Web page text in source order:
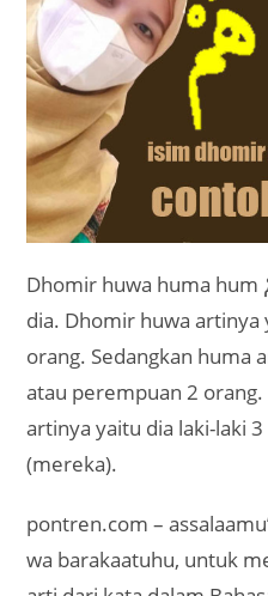
Dhomir huwa huma hum هُوَ هُمَا هُمْ artinya adalah
dia. Dhomir huwa artinya
orang. Sedangkan huma
atau perempuan 2
artinya yaitu dia laki-laki
(mereka).
pontren.com –
wa barakaatuhu, untuk